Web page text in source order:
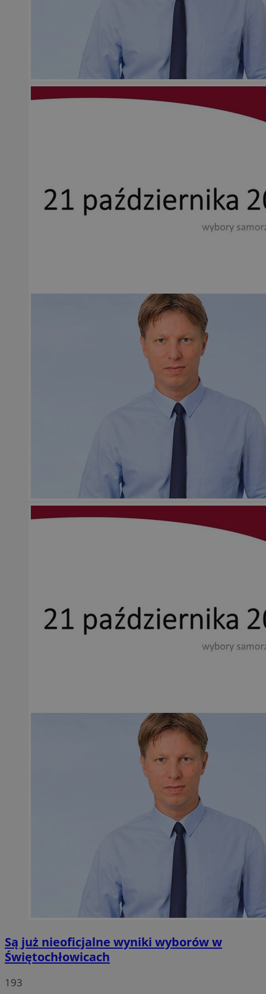
Są już nieoficjalne wyniki wyborów w
Świętochłowicach
193